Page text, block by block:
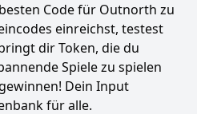
Code für Outnorth zu
einreichst, testest
dir Token, die du
Spiele zu spielen
Dein Input
für alle.